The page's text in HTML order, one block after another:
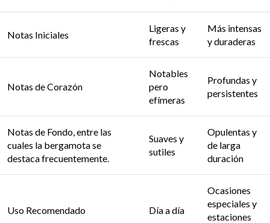
Notas Iniciales
Ligeras y
frescas
Más intensas
y duraderas
Notas de Corazón
Notables
pero
efímeras
Profundas y
persistentes
Notas de Fondo, entre las
cuales la bergamota se
destaca frecuentemente.
Suaves y
sutiles
Opulentas y
de larga
duración
Uso Recomendado Día a día
Ocasiones
especiales y
estaciones